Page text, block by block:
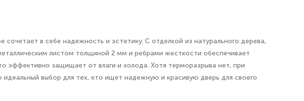
в себе надежность и эстетику. С отделкой из натурального дерева,
листом толщиной 2 мм и ребрами жесткости обеспечивает
эффективно защищает от влаги и холода. Хотя терморазрыва нет, при
выбор для тех, кто ищет надежную и красивую дверь для своего